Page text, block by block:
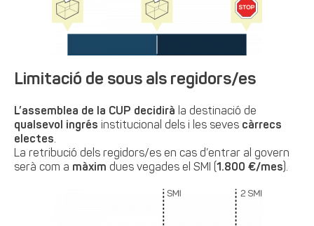
Limitació de sous als regidors/es
L’assemblea de la CUP decidirà la destinació de
qualsevol ingrés institucional dels i les seves càrrecs
electes.
La retribució dels regidors/es en cas d’entrar al govern
serà com a màxim dues vegades el SMI (1.800 €/mes).